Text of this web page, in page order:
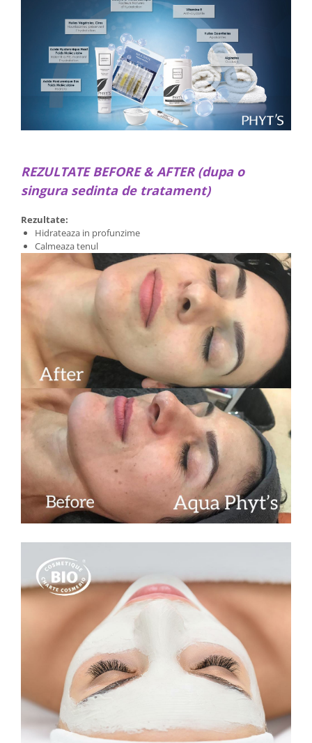
REZULTATE BEFORE & AFTER (dupa o
singura sedinta de tratament)
Rezultate:
Hidrateaza in profunzime
Calmeaza tenul